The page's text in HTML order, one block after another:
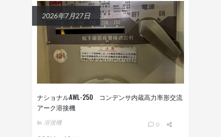
2026年7月27日
ナショナルAWL-250 コンデンサ内蔵高力率形交流
アーク溶接機
In 溶接機 0